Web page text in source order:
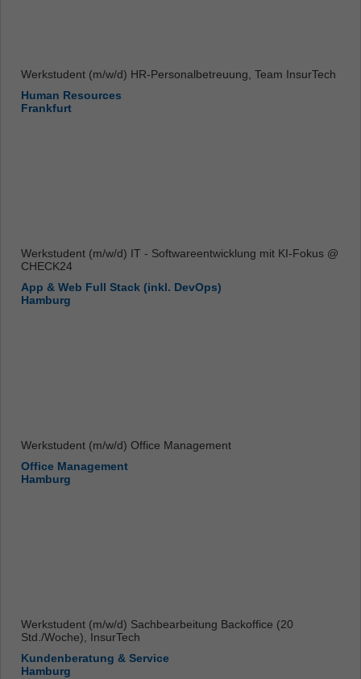
Werkstudent (m/w/d) HR-Personalbetreuung, Team InsurTech
Human Resources
Frankfurt
Werkstudent (m/w/d) IT - Softwareentwicklung mit KI-Fokus @
CHECK24
App & Web Full Stack (inkl. DevOps)
Hamburg
Werkstudent (m/w/d) Office Management
Office Management
Hamburg
Werkstudent (m/w/d) Sachbearbeitung Backoffice (20
Std./Woche), InsurTech
Kundenberatung & Service
Hamburg